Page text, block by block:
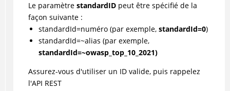
Le paramètre standardIDpeut être spécifié de la
façon suivante :
standardId=numéro (par exemple, standardId=0)
standardId=~alias (par exemple,
standardId=~owasp_top_10_2021)
Assurez-vous d'utiliser un ID valide, puis rappelez
l'API REST